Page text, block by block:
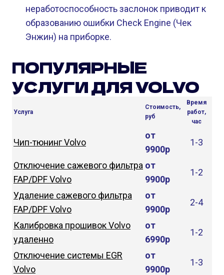
неработоспособность заслонок приводит к
образованию ошибки Check Engine (Чек
Энжин) на приборке.
ПОПУЛЯРНЫЕ
УСЛУГИ ДЛЯ VOLVO
Услуга
Стоимость,
руб
Время
работ,
час
Чип-тюнинг Volvo
от
9900р
1-3
Отключение сажевого фильтра
FAP/DPF Volvo
от
9900р
1-2
Удаление сажевого фильтра
FAP/DPF Volvo
от
9900р
2-4
Калибровка прошивок Volvo
удаленно
от
6990р
1-2
Отключение системы EGR
Volvo
от
9900р
1-3